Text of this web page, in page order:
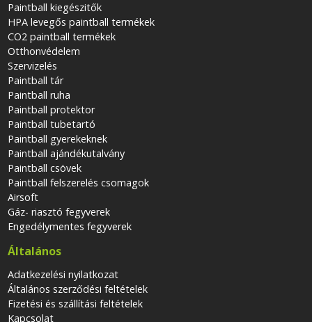
Paintball kiegészitők
HPA levegős paintball termékek
CO2 paintball termékek
Otthonvédelem
Szervizelés
Paintball tár
Paintball ruha
Paintball protektor
Paintball tubetartó
Paintball gyerekeknek
Paintball ajándékutalvány
Paintball csövek
Paintball felszerelés csomagok
Airsoft
Gáz- riasztó fegyverek
Engedélymentes fegyverek
Általános
Adatkezelési nyilatkozat
Általános szerződési feltételek
Fizetési és szállítási feltételek
Kapcsolat